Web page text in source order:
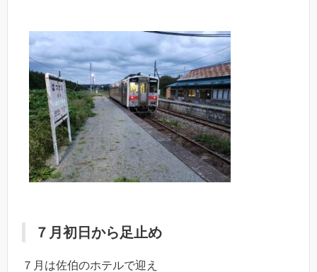
７月初日から足止め
７月は佐伯のホテルで迎え